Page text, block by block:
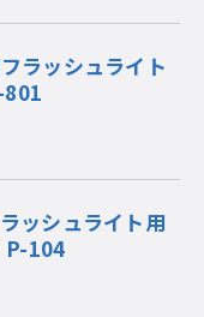
ラッシュライト
801
ッシュライト用
P-104